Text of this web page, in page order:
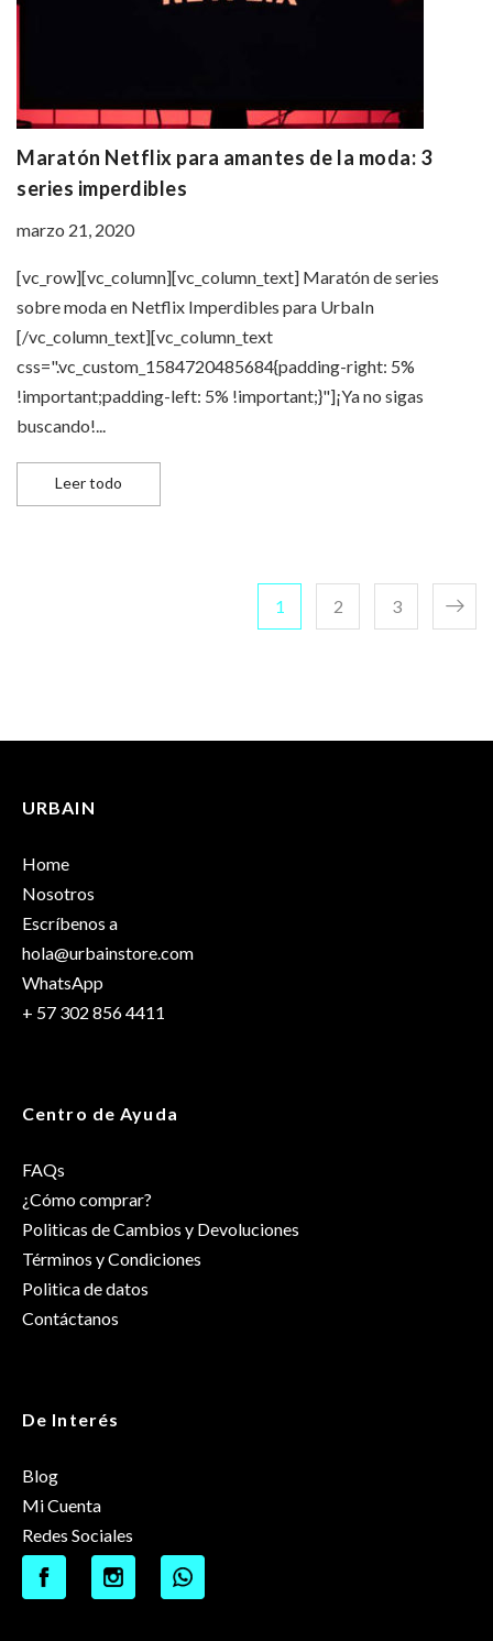
Maratón Netflix para amantes de la moda: 3
series imperdibles
marzo 21, 2020
[vc_row][vc_column][vc_column_text] Maratón de series
sobre moda en Netflix Imperdibles para UrbaIn
[/vc_column_text][vc_column_text
css=".vc_custom_1584720485684{padding-right: 5%
!important;padding-left: 5% !important;}"]¡Ya no sigas
buscando!...
Leer todo
Paginación
Page
1 Page
2 Page
3
URBAIN
Home
Nosotros
Escríbenos a
hola@urbainstore.com
WhatsApp
+ 57 302 856 4411
Centro de Ayuda
FAQs
¿Cómo comprar?
Politicas de Cambios y Devoluciones
Términos y Condiciones
Politica de datos
Contáctanos
De Interés
Blog
Mi Cuenta
Redes Sociales